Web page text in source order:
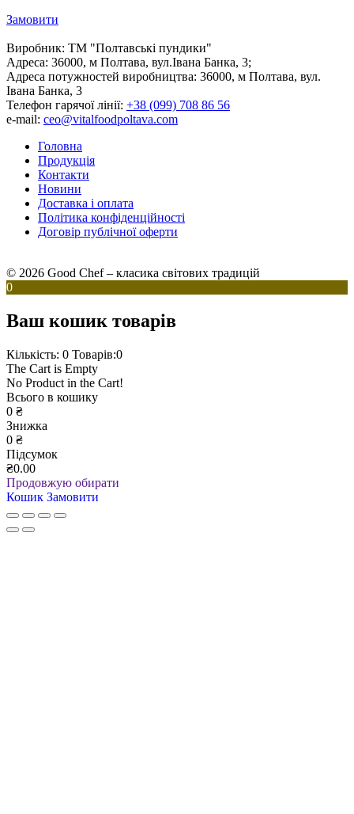
Замовити
Виробник: ТМ "Полтавські пундики"
Адреса: 36000, м Полтава, вул.Івана Банка, 3;
Адреса потужностей виробництва: 36000, м Полтава, вул.
Івана Банка, 3
Телефон гарячої лінії: +38 (099) 708 86 56
e-mail: ceo@vitalfoodpoltava.com
Головна
Продукція
Контакти
Новини
Доставка і оплата
Політика конфіденційності
Договір публічної оферти
© 2026 Good Chef – класика світових традицій
0
Ваш кошик товарів
Кількість: 0 Товарів:0
The Cart is Empty
No Product in the Cart!
Всього в кошику
0 ₴
Знижка
0 ₴
Підсумок
₴0.00
Продовжую обирати
Кошик Замовити